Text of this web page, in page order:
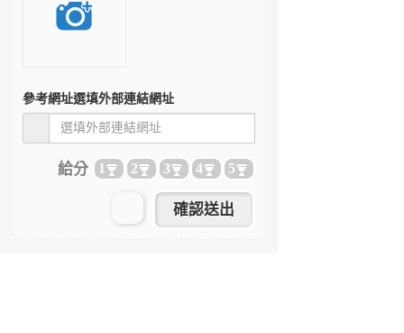
參考網址選填外部連結網址
給分 1 2 3 4 5